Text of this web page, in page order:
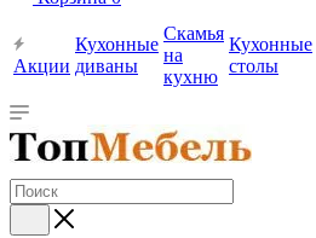
Акции
Кухонные
диваны
Скамья
на
кухню
Кухонные
столы